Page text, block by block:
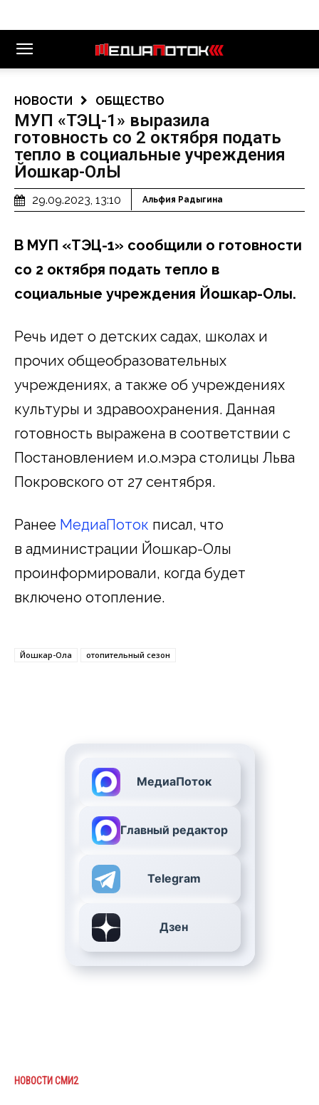
НОВОСТИ ОБЩЕСТВО
МУП «ТЭЦ-1» выразила
готовность со 2 октября подать
тепло в социальные учреждения
Йошкар-ОлЫ
29.09.2023, 13:10 Альфия Радыгина
В МУП «ТЭЦ-1» сообщили о готовности
со 2 октября подать тепло в
социальные учреждения Йошкар-Олы.
Речь идет о детских садах, школах и
прочих общеобразовательных
учреждениях, а также об учреждениях
культуры и здравоохранения. Данная
готовность выражена в соответствии с
Постановлением и.о.мэра столицы Льва
Покровского от 27 сентября.
Ранее МедиаПоток писал, что
в администрации Йошкар-Олы
проинформировали, когда будет
включено отопление.
Йошкар-Ола отопительный сезон
МедиаПоток
Главный редактор
Telegram
Дзен
НОВОСТИ СМИ2